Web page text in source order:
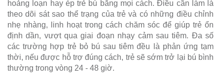
hoảng loạn hay ép trẻ bú bằng mọi cách. Điều cần làm là
theo dõi sát sao thể trạng của trẻ và có những điều chỉnh
nhẹ nhàng, linh hoạt trong cách chăm sóc để giúp trẻ ổn
định dần, vượt qua giai đoạn nhạy cảm sau tiêm. Đa số
các trường hợp trẻ bỏ bú sau tiêm đều là phản ứng tạm
thời, nếu được hỗ trợ đúng cách, trẻ sẽ sớm trở lại bú bình
thường trong vòng 24 - 48 giờ.